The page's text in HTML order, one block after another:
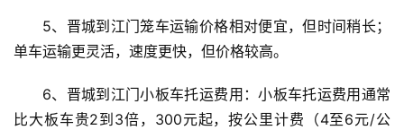
5、晋城到江门笼车运输价格相对便宜，但时间稍长；
单车运输更灵活，速度更快，但价格较高。
6、晋城到江门小板车托运费用：小板车托运费用通常
比大板车贵2到3倍，300元起，按公里计费（4至6元/公